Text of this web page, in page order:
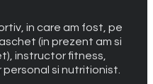
in care am fost, pe
(in prezent am si
instructor fitness,
si nutritionist.